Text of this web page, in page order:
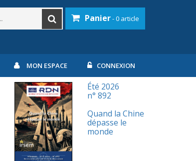
Panier- 0 article
MON ESPACE CONNEXION
Été 2026
n° 892
Quand la Chine
dépasse le
monde